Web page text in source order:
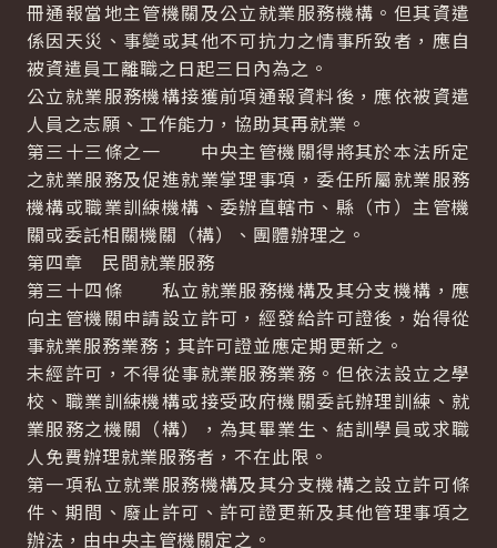
冊通報當地主管機關及公立就業服務機構。但其資遣
係因天災、事變或其他不可抗力之情事所致者，應自
被資遣員工離職之日起三日內為之。
公立就業服務機構接獲前項通報資料後，應依被資遣
人員之志願、工作能力，協助其再就業。
第三十三條之一 中央主管機關得將其於本法所定
之就業服務及促進就業掌理事項，委任所屬就業服務
機構或職業訓練機構、委辦直轄市、縣（市）主管機
關或委託相關機關（構）、團體辦理之。
第四章 民間就業服務
第三十四條 私立就業服務機構及其分支機構，應
向主管機關申請設立許可，經發給許可證後，始得從
事就業服務業務；其許可證並應定期更新之。
未經許可，不得從事就業服務業務。但依法設立之學
校、職業訓練機構或接受政府機關委託辦理訓練、就
業服務之機關（構），為其畢業生、結訓學員或求職
人免費辦理就業服務者，不在此限。
第一項私立就業服務機構及其分支機構之設立許可條
件、期間、廢止許可、許可證更新及其他管理事項之
辦法，由中央主管機關定之。